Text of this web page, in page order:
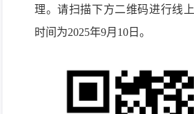
理。请扫描下方二维码进行线
时间为2025年9月 10 日。